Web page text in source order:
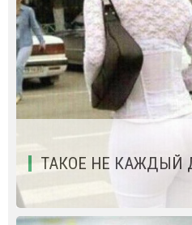
ТАКОЕ НЕ КАЖДЫЙ